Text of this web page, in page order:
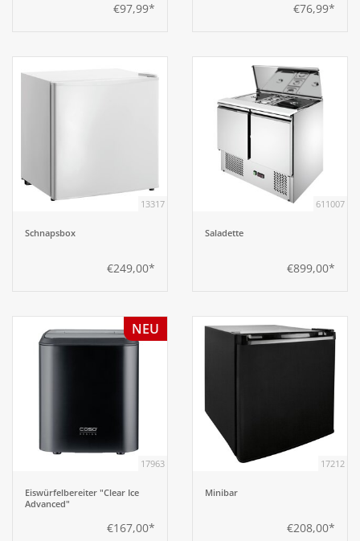
Küchenmöbel
€97,99* €76,99*
13317
Schnapsbox
€249,00*
611007
Saladette
€899,00*
NEU
17963
Eiswürfelbereiter "Clear Ice
Advanced"
€167,00*
17212
Minibar
€208,00*